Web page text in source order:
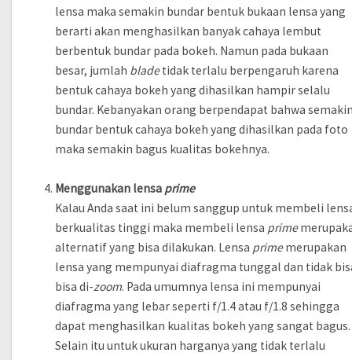
lensa maka semakin bundar bentuk bukaan lensa yang
berarti akan menghasilkan banyak cahaya lembut
berbentuk bundar pada bokeh. Namun pada bukaan
besar, jumlah bladetidak terlalu berpengaruh karena
bentuk cahaya bokeh yang dihasilkan hampir selalu
bundar. Kebanyakan orang berpendapat bahwa
bundar bentuk cahaya bokeh yang dihasilkan pada foto
maka semakin bagus kualitas bokehnya.
Menggunakan lensa prime
Kalau Anda saat ini belum sanggup untuk membeli
berkualitas tinggi maka membeli lensa prime
alternatif yang bisa dilakukan. Lensa primemerupakan
lensa yang mempunyai diafragma tunggal dan tidak
bisa di-zoom. Pada umumnya lensa ini mempunyai
diafragma yang lebar seperti f/1.4 atau f/1.8 sehingga
dapat menghasilkan kualitas bokeh yang sangat bagus.
Selain itu untuk ukuran harganya yang tidak terlalu